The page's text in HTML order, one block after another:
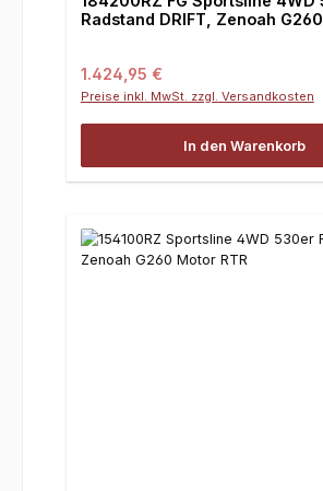
Radstand DRIFT, Zenoah
Regulärer Preis:
1.424,95 €
Preise inkl. MwSt. zzgl. Versandkosten
In den Warenkorb